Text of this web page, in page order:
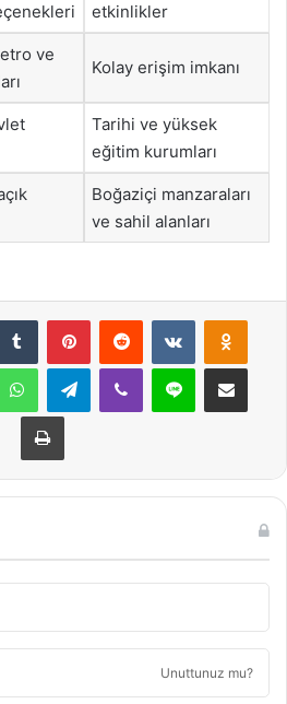
etkinlikler
ve
Kolay erişim imkanı
Tarihi ve yüksek
eğitim kurumları
Boğaziçi manzaraları
ve sahil alanları
Tumblr PinterestReddit VKontakte
WhatsAppTelegramViber Line E-Posta ile
Yazdır
Unuttunuz mu?